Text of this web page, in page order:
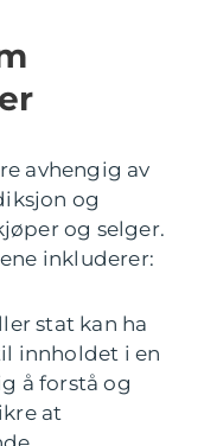
avhengig av
og
og selger.
inkluderer:
stat kan ha
innholdet i en
å forstå og
at